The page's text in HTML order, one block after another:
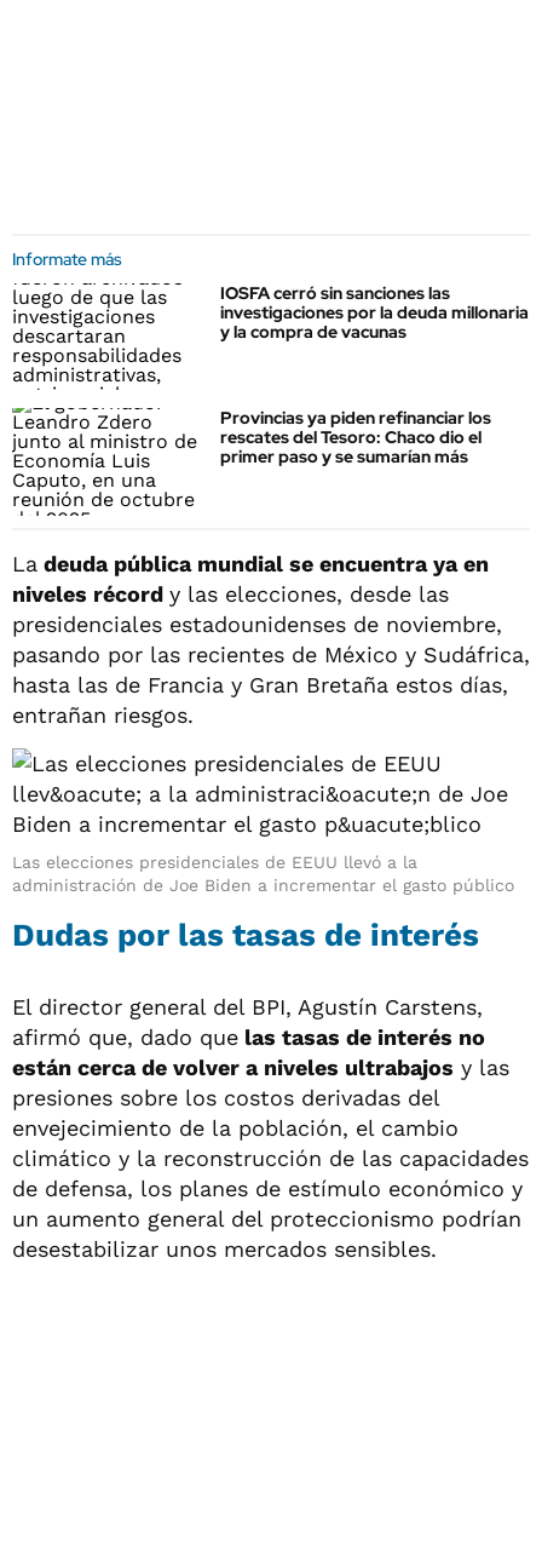
Informate más
IOSFA cerró sin sanciones las
investigaciones por la deuda millonaria
y la compra de vacunas
Provincias ya piden refinanciar los
rescates del Tesoro: Chaco dio el
primer paso y se sumarían más
La deuda pública mundial se encuentra ya en
niveles récord y las elecciones, desde las
presidenciales estadounidenses de noviembre,
pasando por las recientes de México y Sudáfrica,
hasta las de Francia y Gran Bretaña estos días,
entrañan riesgos.
Las elecciones presidenciales de EEUU llevó a la
administración de Joe Biden a incrementar el gasto público
Dudas por las tasas de interés
El director general del BPI, Agustín Carstens,
afirmó que, dado que las tasas de interés no
están cerca de volver a niveles ultrabajos y las
presiones sobre los costos derivadas del
envejecimiento de la población, el cambio
climático y la reconstrucción de las capacidades
de defensa, los planes de estímulo económico y
un aumento general del proteccionismo podrían
desestabilizar unos mercados sensibles.